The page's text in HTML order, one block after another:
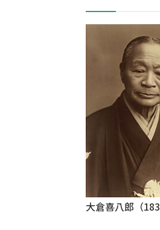
大倉喜八郎（